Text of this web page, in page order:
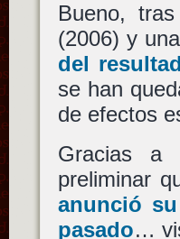
Bueno,
(2006) y
del
se han
de efectos
Gracias a
preliminar
anunció
pasado…